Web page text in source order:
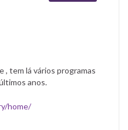
, tem lá vários programas
anos.
home/